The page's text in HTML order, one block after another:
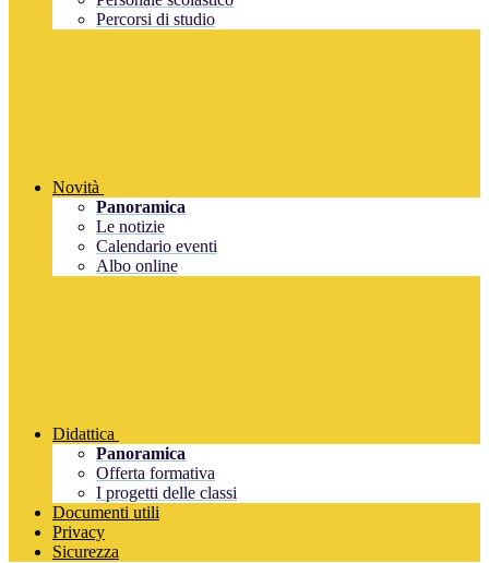
Percorsi di studio
Novità
Panoramica
Le notizie
Calendario eventi
Albo online
Didattica
Panoramica
Offerta formativa
I progetti delle classi
Documenti utili
Privacy
Sicurezza